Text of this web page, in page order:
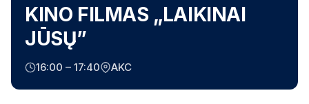
KINO FILMAS „LAIKINAI
JŪSŲ”
16:00 – 17:40 AKC